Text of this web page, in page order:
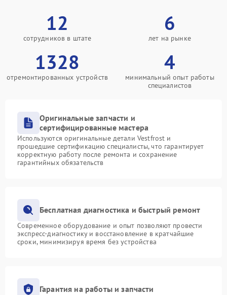
12
сотрудников в штате
6
лет на рынке
1328
отремонтированных устройств
4
минимальный опыт работы
специалистов
Оригинальные запчасти и
сертифицированные мастера
Используются оригинальные детали Vestfrost и
прошедшие сертификацию специалисты, что гарантирует
корректную работу после ремонта и сохранение
гарантийных обязательств
Бесплатная диагностика и быстрый ремонт
Современное оборудование и опыт позволяют провести
экспресс-диагностику и восстановление в кратчайшие
сроки, минимизируя время без устройства
Гарантия на работы и запчасти